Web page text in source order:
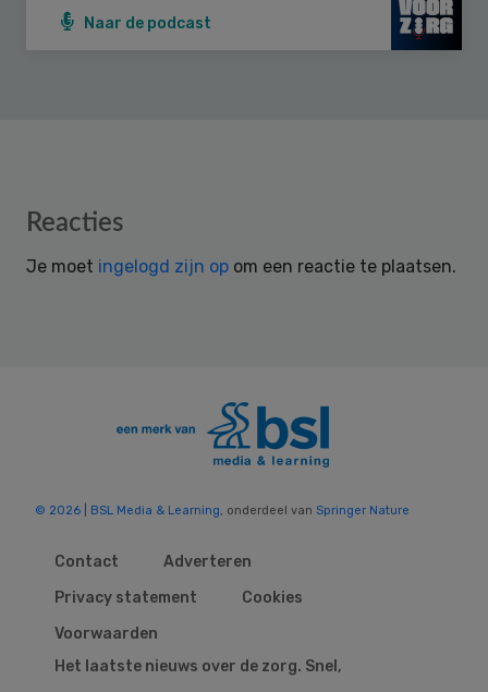
Naar de podcast
Reader
Reacties
Je moet ingelogd zijn op om een reactie te plaatsen.
© 2026 | BSL Media & Learning, onderdeel van Springer Nature
Contact
Adverteren
Privacy statement
Cookies
Voorwaarden
Het laatste nieuws over de zorg. Snel,